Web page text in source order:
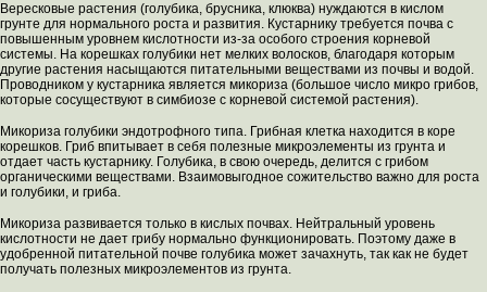
Вересковые растения (голубика, брусника, клюква) нуждаются в кислом
грунте для нормального роста и развития. Кустарнику требуется почва с
повышенным уровнем кислотности из-за особого строения корневой
системы. На корешках голубики нет мелких волосков, благодаря которым
другие растения насыщаются питательными веществами из почвы и водой.
Проводником у кустарника является микориза (большое число микро грибов,
которые сосуществуют в симбиозе с корневой системой растения).
Микориза голубики эндотрофного типа. Грибная клетка находится в коре
корешков. Гриб впитывает в себя полезные микроэлементы из грунта и
отдает часть кустарнику. Голубика, в свою очередь, делится с грибом
органическими веществами. Взаимовыгодное сожительство важно для роста
и голубики, и гриба.
Микориза развивается только в кислых почвах. Нейтральный уровень
кислотности не дает грибу нормально функционировать. Поэтому даже в
удобренной питательной почве голубика может зачахнуть, так как не будет
получать полезных микроэлементов из грунта.